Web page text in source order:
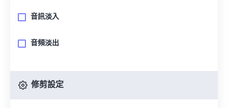
音訊淡入
音頻淡出
修剪設定